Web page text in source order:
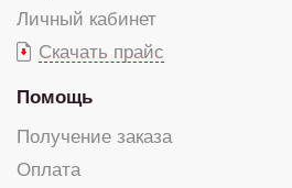
Личный кабинет
Скачать прайс
Помощь
Получение заказа
Оплата